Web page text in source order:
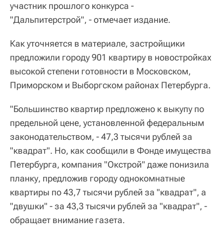
участник прошлого конкурса -
"Дальпитерстрой", - отмечает издание.
Как уточняется в материале, застройщики
предложили городу 901 квартиру в новостройках
высокой степени готовности в Московском,
Приморском и Выборгском районах Петербурга.
"Большинство квартир предложено к выкупу по
предельной цене, установленной федеральным
законодательством, - 47,3 тысячи рублей за
"квадрат". Но, как сообщили в Фонде имущества
Петербурга, компания "Окстрой" даже понизила
планку, предложив городу однокомнатные
квартиры по 43,7 тысячи рублей за "квадрат", а
"двушки" - за 43,3 тысячи рублей за "квадрат", -
обращает внимание газета.